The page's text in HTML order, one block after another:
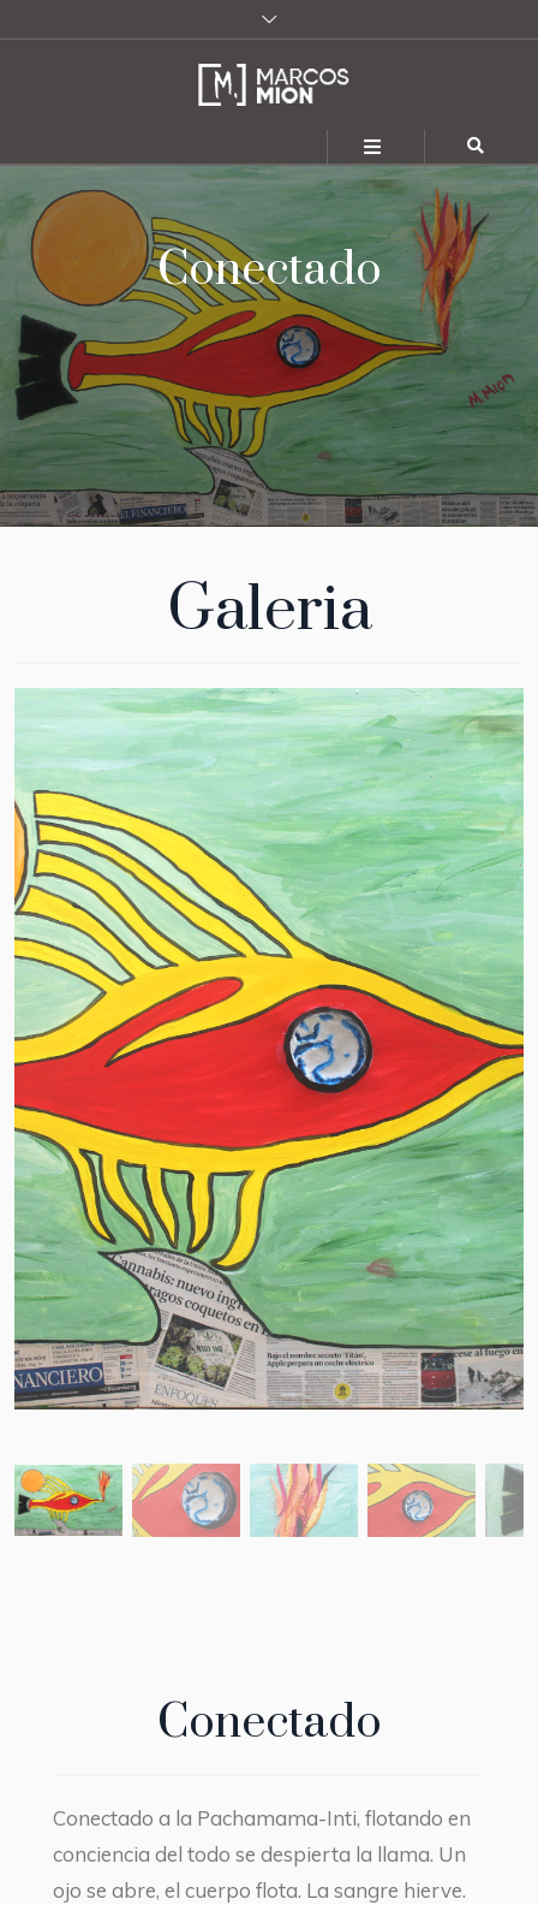
Conectado
Galeria
Conectado
Conectado a la Pachamama-Inti, flotando en
conciencia del todo se despierta la llama. Un
ojo se abre, el cuerpo flota. La sangre hierve.